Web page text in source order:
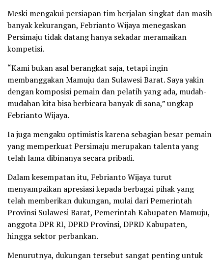
Meski mengakui persiapan tim berjalan singkat dan masih
banyak kekurangan, Febrianto Wijaya menegaskan
Persimaju tidak datang hanya sekadar meramaikan
kompetisi.
“Kami bukan asal berangkat saja, tetapi ingin
membanggakan Mamuju dan Sulawesi Barat. Saya yakin
dengan komposisi pemain dan pelatih yang ada, mudah-
mudahan kita bisa berbicara banyak di sana,” ungkap
Febrianto Wijaya.
Ia juga mengaku optimistis karena sebagian besar pemain
yang memperkuat Persimaju merupakan talenta yang
telah lama dibinanya secara pribadi.
Dalam kesempatan itu, Febrianto Wijaya turut
menyampaikan apresiasi kepada berbagai pihak yang
telah memberikan dukungan, mulai dari Pemerintah
Provinsi Sulawesi Barat, Pemerintah Kabupaten Mamuju,
anggota DPR RI, DPRD Provinsi, DPRD Kabupaten,
hingga sektor perbankan.
Menurutnya, dukungan tersebut sangat penting untuk